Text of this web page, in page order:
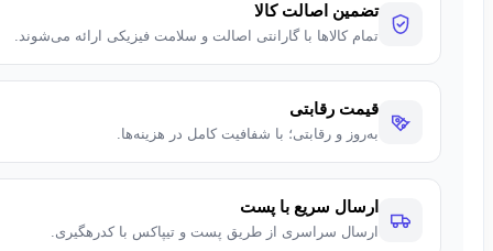
تضمین اصالت کالا
تمام کالاها با گارانتی اصالت و سلامت فیزیکی ارائه می‌شوند.
قیمت رقابتی
به‌روز و رقابتی؛ با شفافیت کامل در هزینه‌ها.
ارسال سریع با پست
ارسال سراسری از طریق پست و تیپاکس با کدرهگیری.